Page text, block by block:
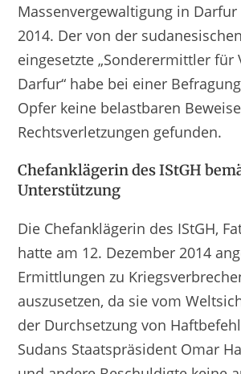
Massenvergewaltigung in
2014. Der von der
eingesetzte „Sonderermittler für
Darfur“ habe bei einer
Opfer keine belastbaren
Rechtsverletzungen gefunden.
Chefanklägerin des IStGH
Unterstützung
Die Chefanklägerin des IStGH,
hatte am 12. Dezember 2014
Ermittlungen zu
auszusetzen, da sie vom
der Durchsetzung von
Sudans Staatspräsident Omar